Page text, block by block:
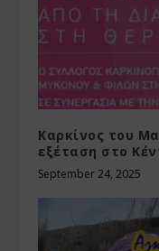
Καρκίνος του
εξέταση στο
September 24, 2025